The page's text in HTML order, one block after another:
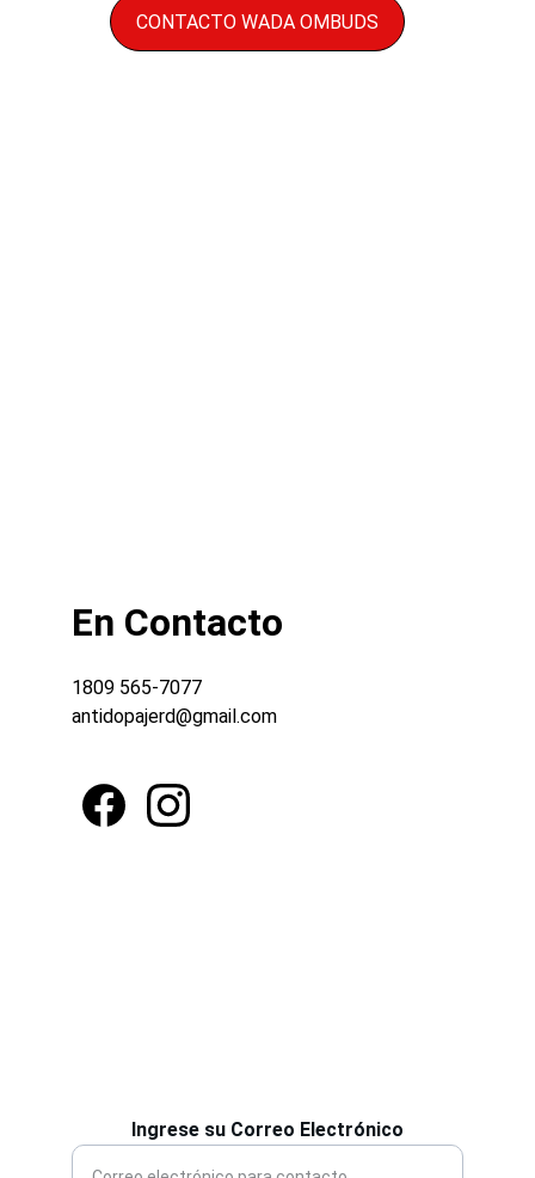
CONTACTO WADA OMBUDS
En Contacto
1809 565-7077
antidopajerd@gmail.com
Ingrese su correo electrónico
Ingrese su Correo Electrónico